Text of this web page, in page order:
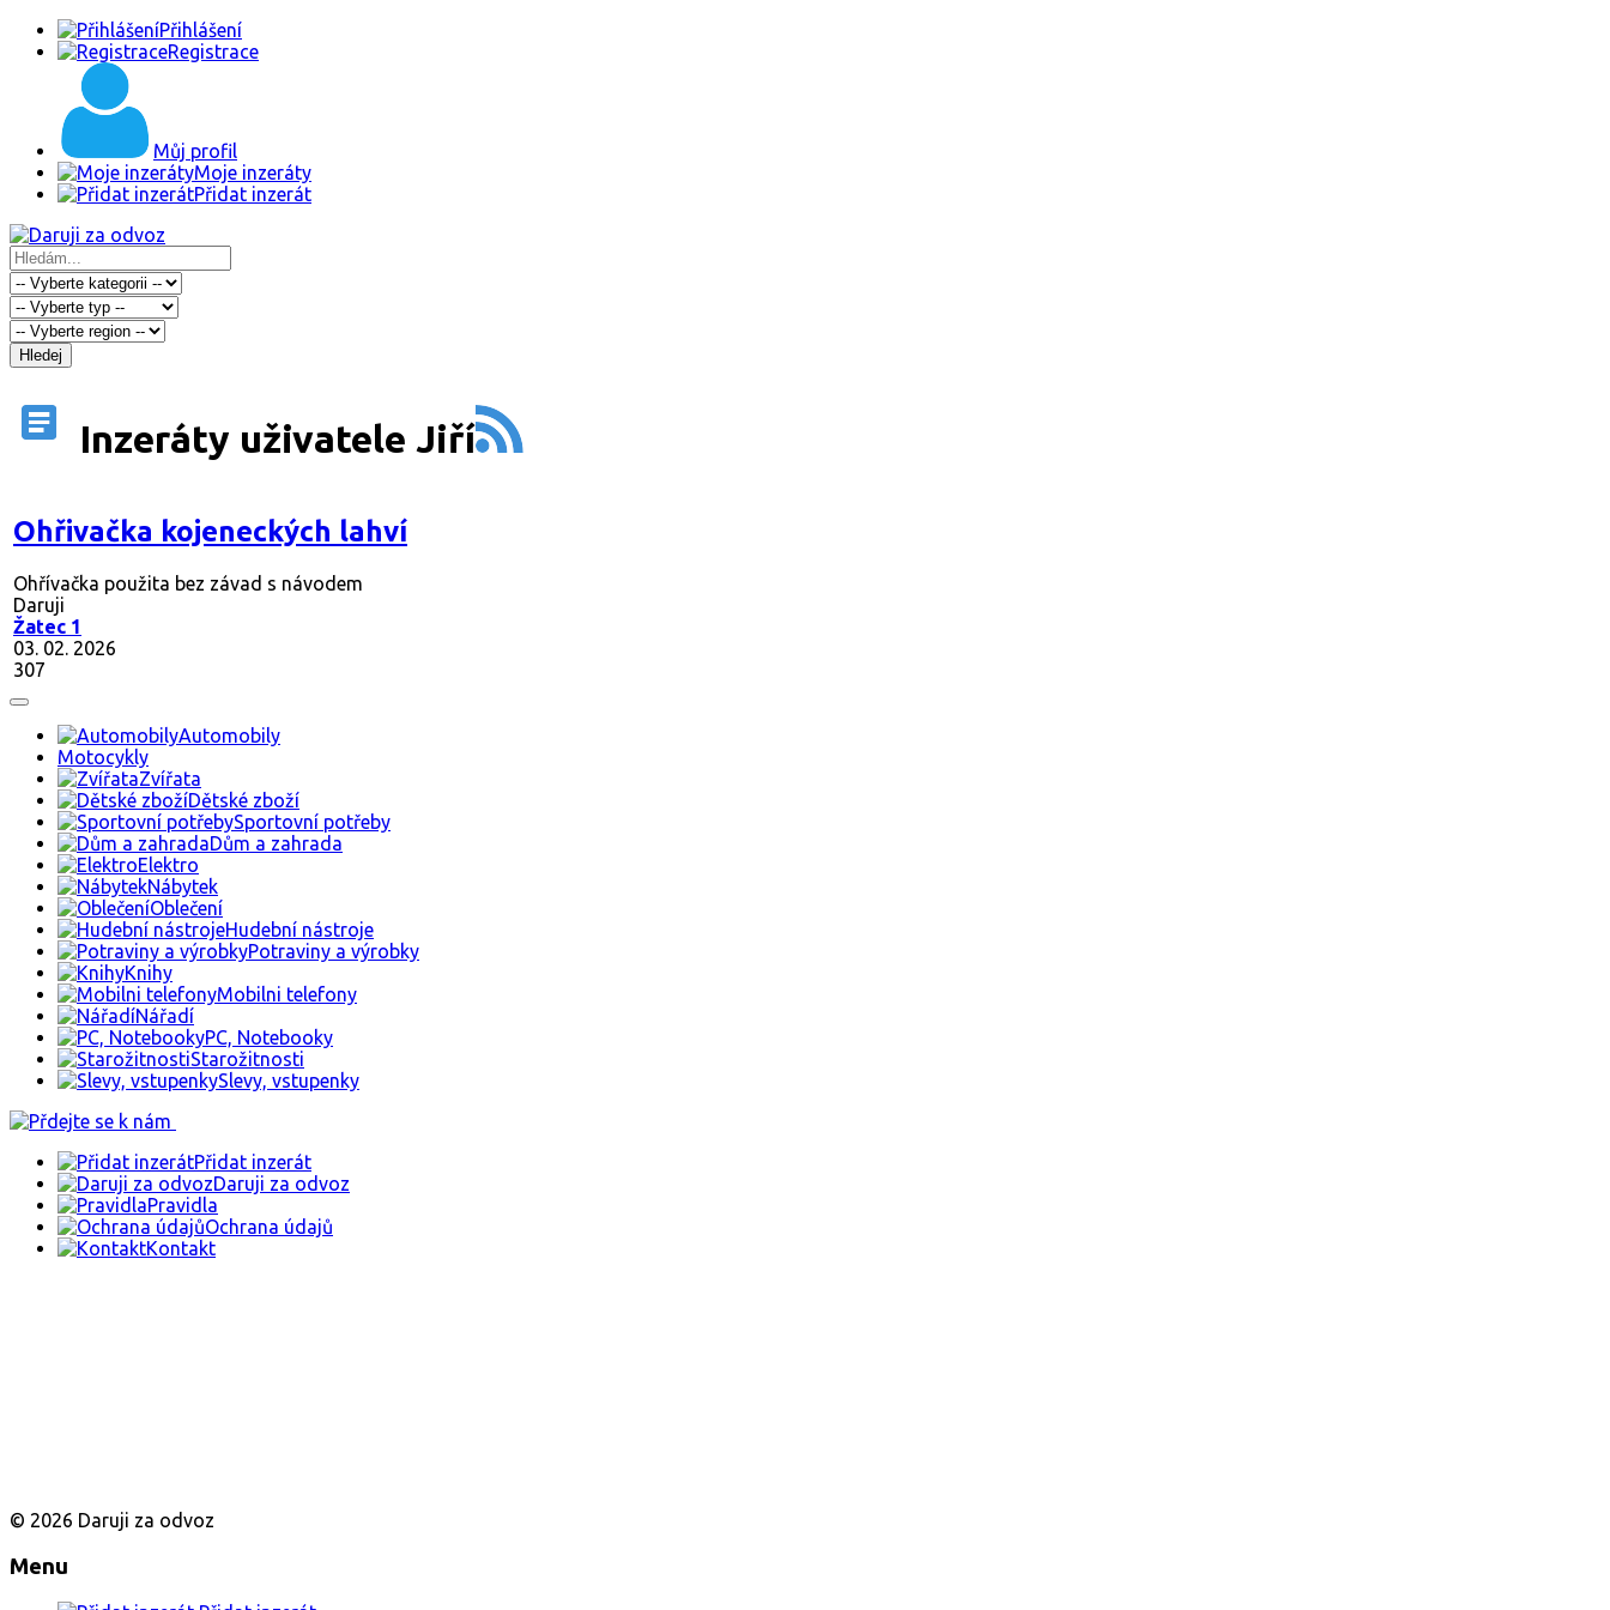
Přihlášení
Registrace
Můj profil
Moje inzeráty
Přidat inzerát
Hledej
Inzeráty uživatele Jiří
Ohřivačka kojeneckých lahví
Ohřívačka použita bez závad s návodem
Daruji
Žatec 1
03. 02. 2026
307
Automobily
Motocykly
Zvířata
Dětské zboží
Sportovní potřeby
Dům a zahrada
Elektro
Nábytek
Oblečení
Hudební nástroje
Potraviny a výrobky
Knihy
Mobilni telefony
Nářadí
PC, Notebooky
Starožitnosti
Slevy, vstupenky
Přidat inzerát
Daruji za odvoz
Pravidla
Ochrana údajů
Kontakt
© 2026 Daruji za odvoz
Menu